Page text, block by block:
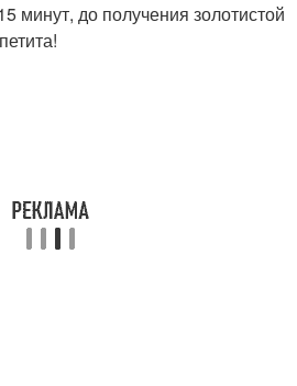
минут, до получения золотистой